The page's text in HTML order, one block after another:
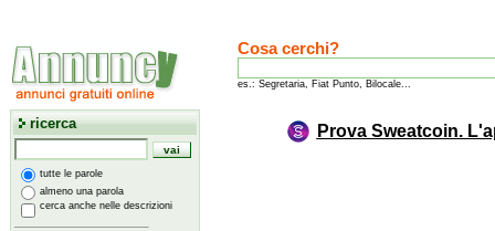
Cosa cerchi?
es.: Segretaria, Fiat Punto, Bilocale...
ricerca
tutte le parole
almeno una parola
cerca anche nelle descrizioni
Prova Sweatcoin.